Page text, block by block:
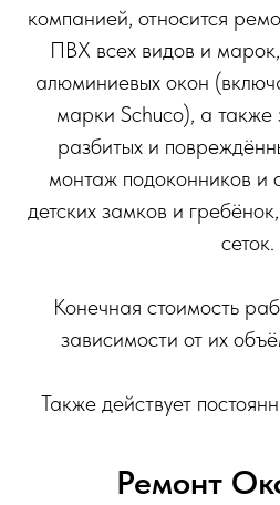
компанией, относится
ПВХ всех видов и
алюминиевых окон
марки Schuco), а также
разбитых и
монтаж подоконников и
детских замков и
сеток.
Конечная стоимость
зависимости от их
Также действует
Ремонт